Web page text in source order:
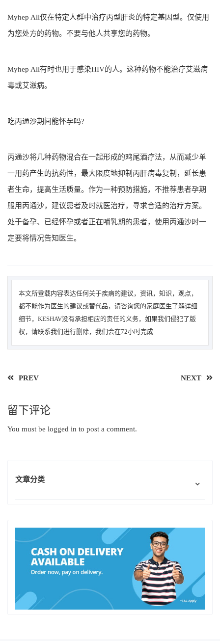
Myhep All仅在特定人群中治疗丙型肝炎的特定基因型。仅使用
为您处方的药物。不要与他人共享您的药物。
Myhep All有时也用于感染HIV的人。这种药物不能治疗艾滋病
毒或艾滋病。
吃丙通沙期间能怀孕吗?
丙通沙将几种药物混合在一起形成的鸡尾酒疗法，从而减少单
一用药产生的抗药性，最大限度地抑制丙肝病毒复制，延长患
者生命，提高生活质量。作为一种预防措施，不推荐患者孕期
服用丙通沙，建议患者及时就医治疗，寻求合适的治疗方案。
处于备孕、已经怀孕或者正在哺乳期的患者，使用丙通沙时一
定要将情况告知医生。
本文所登载内容表达任何关于疾病的建议，资讯，知识，观点，
都不能作为医生的建议或替代品，请咨询您的家庭医生了解详细
细节，KESHAV没有承担相应的责任的义务，如果我们侵犯了版
权，请联系我们进行删除，我们会在72小时完成
PREV NEXT
留下评论
You must be logged in to post a comment.
文章分类